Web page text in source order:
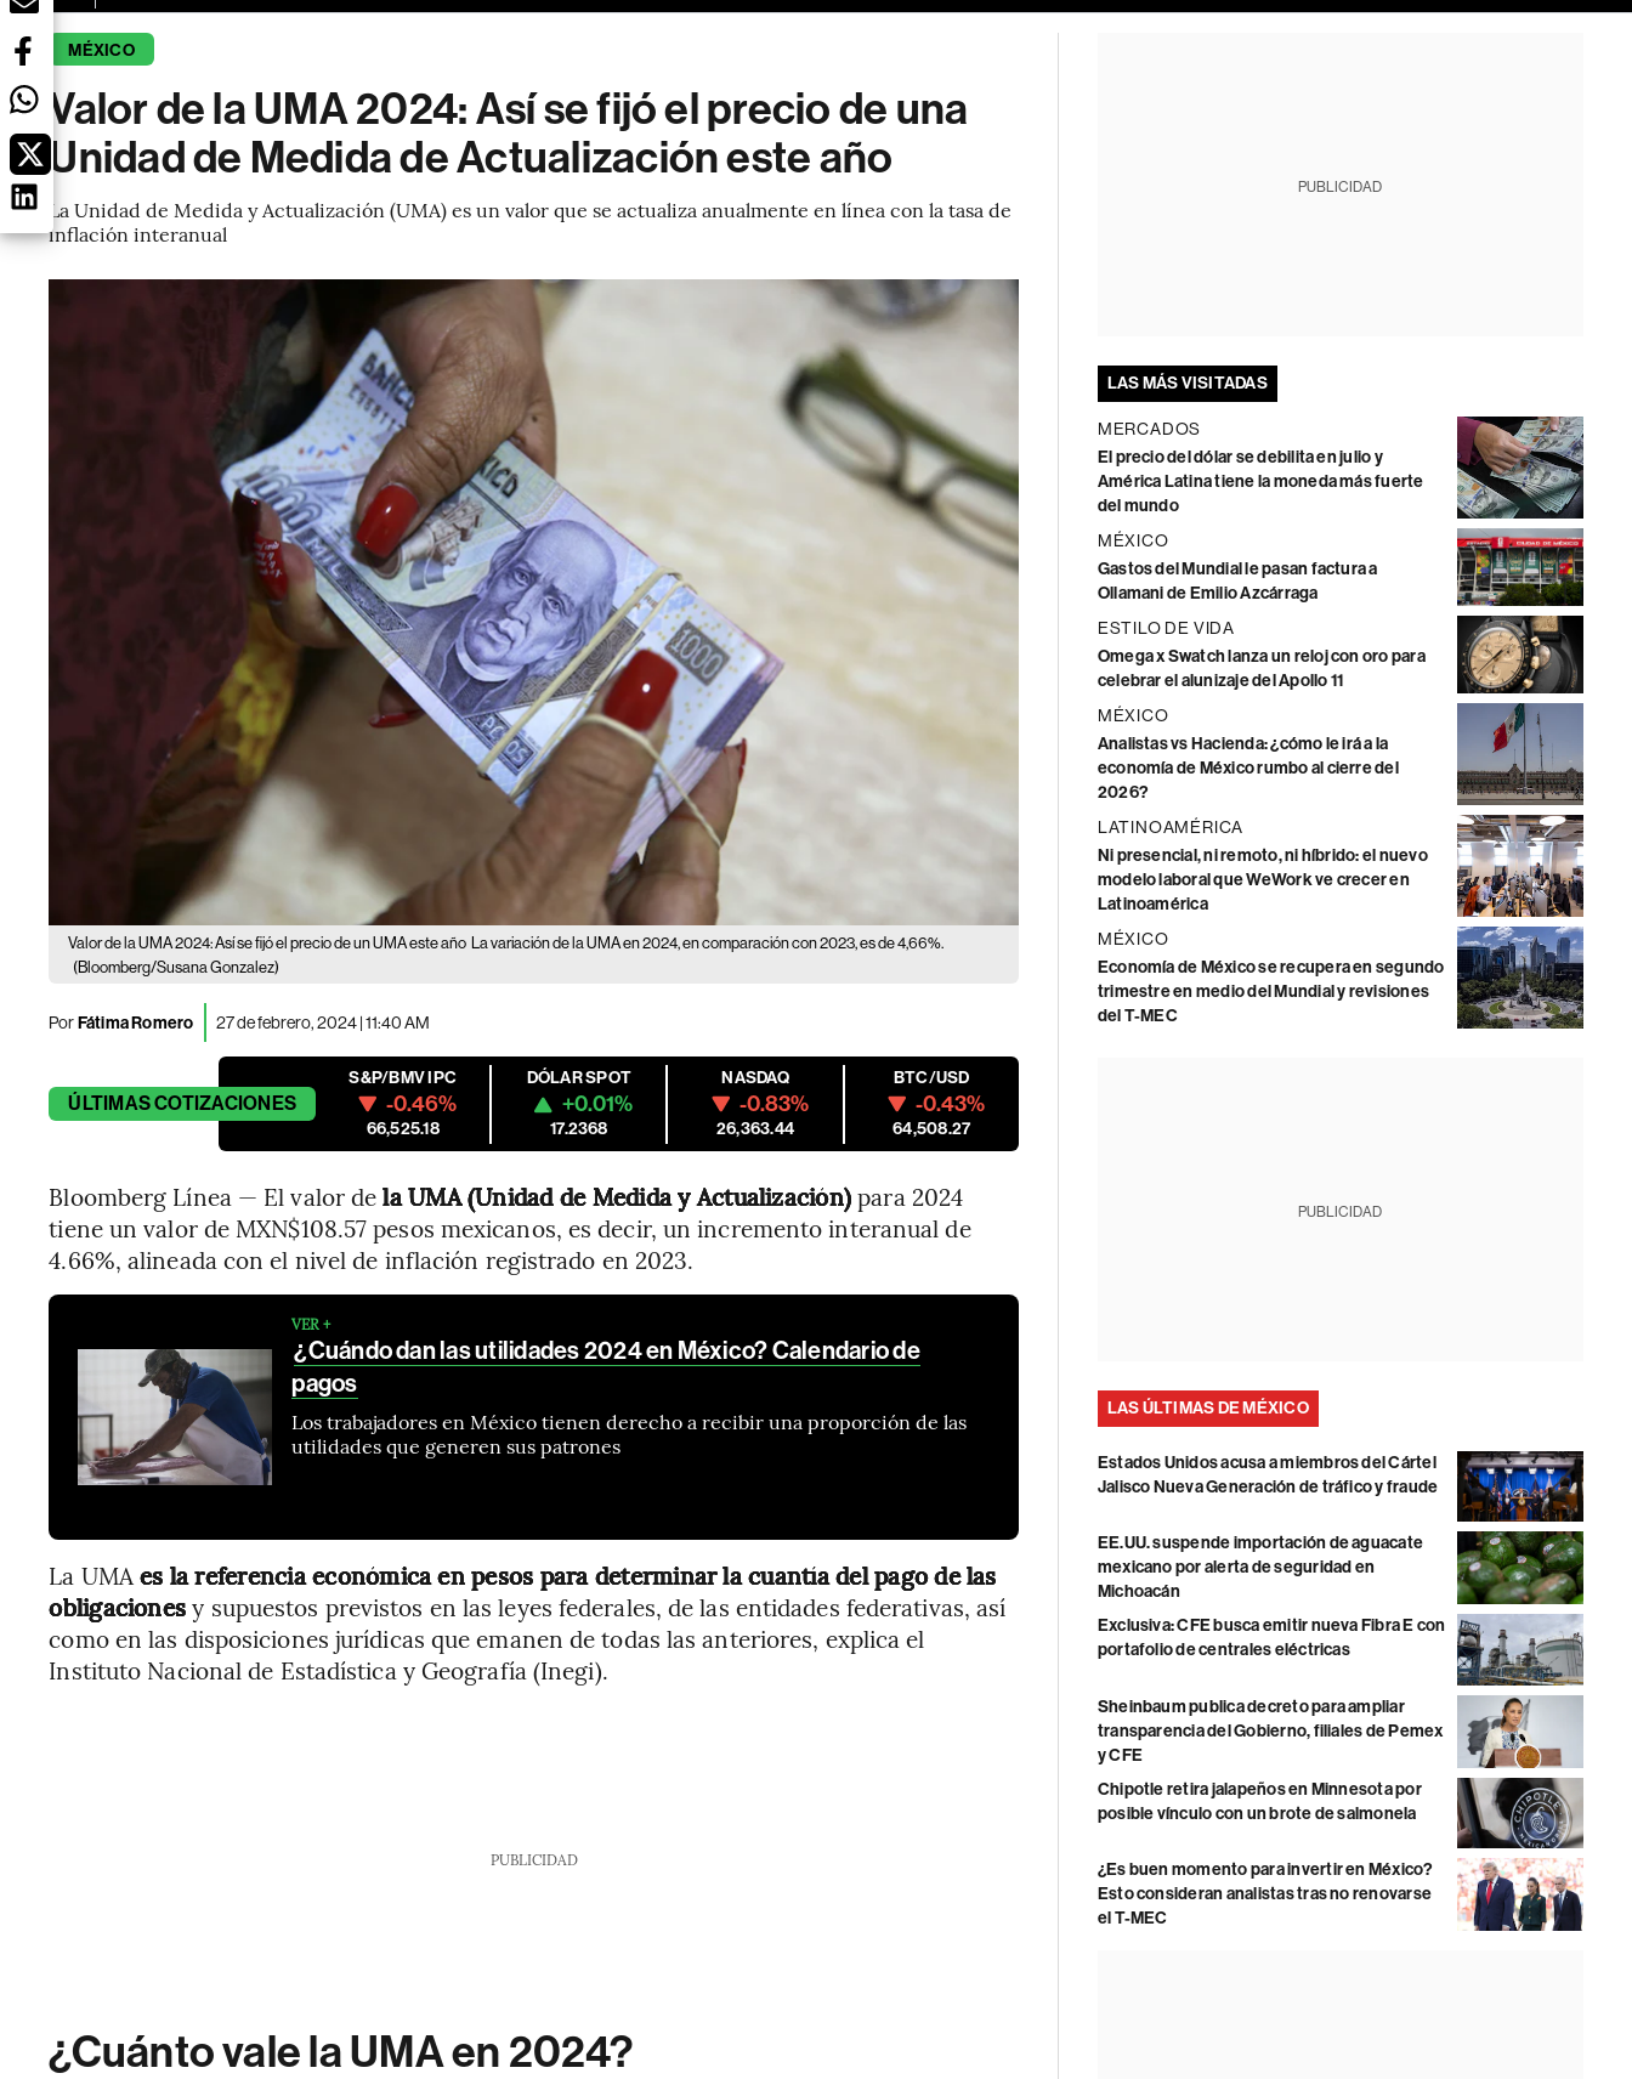
MÉXICO
Valor de la UMA 2024: Así se fijó el precio de una
Unidad de Medida de Actualización este año
La Unidad de Medida y Actualización (UMA) es un valor que se actualiza anualmente en línea con la tasa de
inflación interanual
Valor de la UMA 2024: Así se fijó el precio de un UMA este año La variación de la UMA en 2024, en comparación con 2023, es de 4,66%.
(Bloomberg/Susana Gonzalez)
PorFátima Romero 27 de febrero, 2024 | 11:40 AM
ÚLTIMASCOTIZACIONES
S&P/BMV IPC
-0.46%
66,525.18
DÓLAR SPOT
+0.01%
17.2368
NASDAQ
-0.83%
26,363.44
BTC/USD
-0.43%
64,508.27
Bloomberg Línea — El valor dela UMA (Unidad de Medida y Actualización)para 2024
tiene un valor de MXN$108.57 pesos mexicanos, es decir, un incremento interanual de
4.66%, alineada con el nivel de inflación registrado en 2023.
VER +
¿Cuándo dan las utilidades 2024 en México? Calendario de
pagos
Los trabajadores en México tienen derecho a recibir una proporción de las
utilidades que generen sus patrones
La UMAes la referencia económica en pesos para determinar la cuantía del pago de las
obligacionesy supuestos previstos en las leyes federales, de las entidades federativas, así
como en las disposiciones jurídicas que emanen de todas las anteriores, explica el
Instituto Nacional de Estadística y Geografía (Inegi).
PUBLICIDAD
¿Cuánto vale la UMA en 2024?
PUBLICIDAD
LAS MÁS VISITADAS
MERCADOS
El precio del dólar se debilita en julio y
América Latina tiene la moneda más fuerte
del mundo
MÉXICO
Gastos del Mundial le pasan factura a
Ollamani de Emilio Azcárraga
ESTILO DE VIDA
Omega x Swatch lanza un reloj con oro para
celebrar el alunizaje del Apollo 11
MÉXICO
Analistas vs Hacienda: ¿cómo le irá a la
economía de México rumbo al cierre del
2026?
LATINOAMÉRICA
Ni presencial, ni remoto, ni híbrido: el nuevo
modelo laboral que WeWork ve crecer en
Latinoamérica
MÉXICO
Economía de México se recupera en segundo
trimestre en medio del Mundial y revisiones
del T-MEC
PUBLICIDAD
LAS ÚLTIMAS DE MÉXICO
Estados Unidos acusa a miembros del Cártel
Jalisco Nueva Generación de tráfico y fraude
EE.UU. suspende importación de aguacate
mexicano por alerta de seguridad en
Michoacán
Exclusiva: CFE busca emitir nueva Fibra E con
portafolio de centrales eléctricas
Sheinbaum publica decreto para ampliar
transparencia del Gobierno, filiales de Pemex
y CFE
Chipotle retira jalapeños en Minnesota por
posible vínculo con un brote de salmonela
¿Es buen momento para invertir en México?
Esto consideran analistas tras no renovarse
el T-MEC